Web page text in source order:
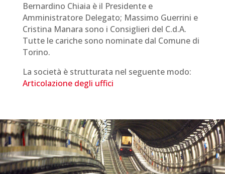
Bernardino Chiaia è il Presidente e
Amministratore Delegato; Massimo Guerrini e
Cristina Manara sono i Consiglieri del C.d.A.
Tutte le cariche sono nominate dal Comune di
Torino.
La società è strutturata nel seguente modo:
Articolazione degli uffici